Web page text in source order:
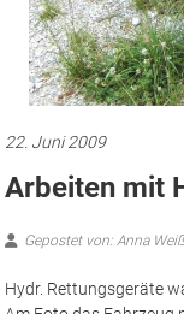
22. Juni 2009
Arbeiten mit
Gepostet von: Anna
Hydr. Rettungsgeräte